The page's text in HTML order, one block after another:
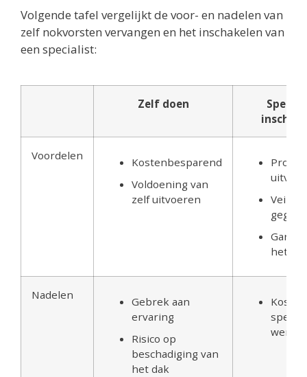
Volgende tafel vergelijkt de voor- en nadelen van
zelf nokvorsten vervangen en het inschakelen van
een specialist:
Zelf doen
Voordelen
Kostenbesparend
Voldoening van
zelf uitvoeren
het
Nadelen
Gebrek aan
ervaring
Risico op
beschadiging van
het dak
werk